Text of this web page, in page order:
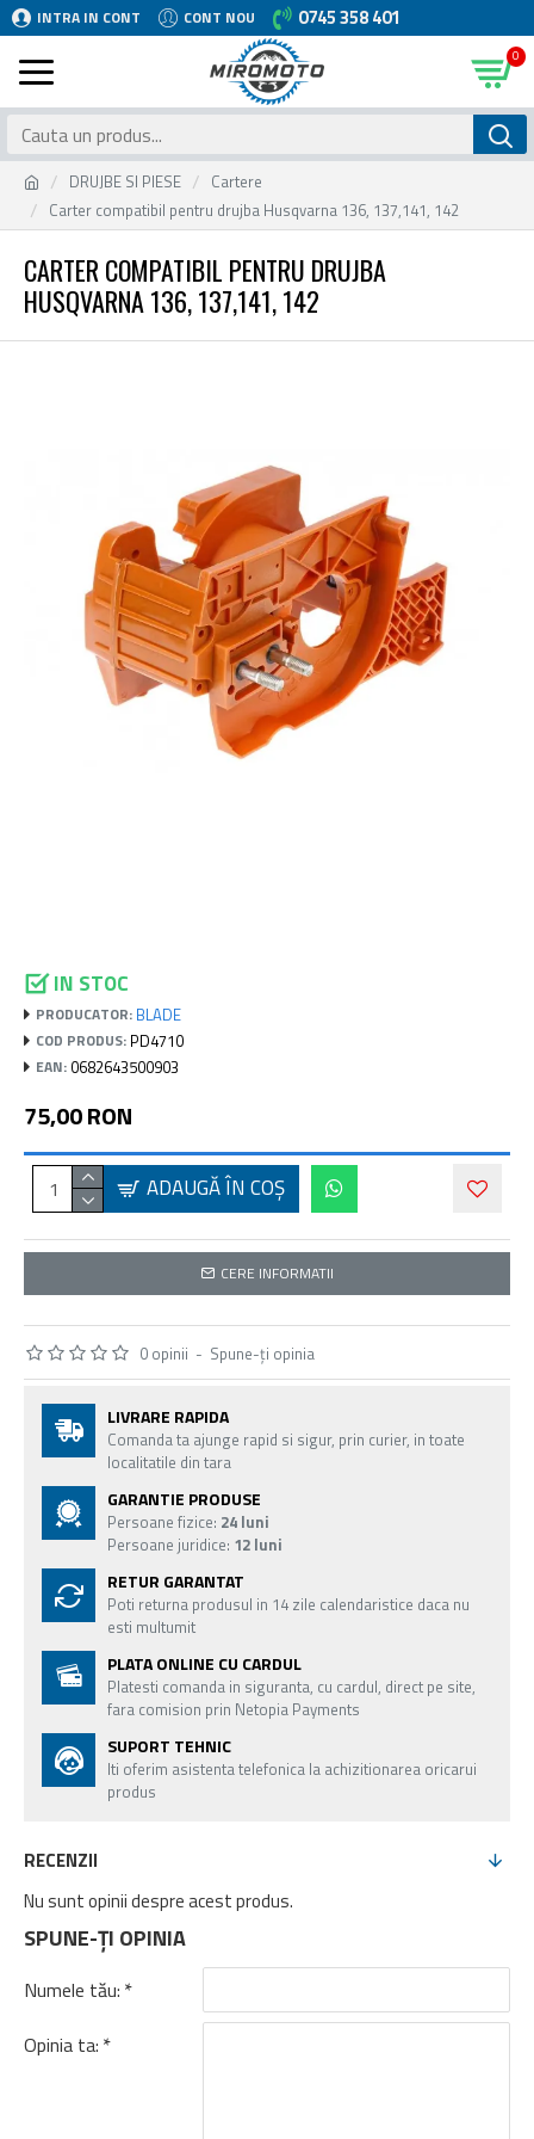
INTRA IN CONT CONT NOU 0745 358 401
0
DRUJBE SI PIESE
Cartere
Carter compatibil pentru drujba Husqvarna 136, 137,141, 142
CARTER COMPATIBIL PENTRU DRUJBA
HUSQVARNA 136, 137,141, 142
IN STOC
PRODUCATOR: BLADE
COD PRODUS: PD4710
EAN: 0682643500903
0 opinii - Spune-ţi opinia
75,00 RON
ADAUGĂ ÎN COŞ
CERE INFORMATII
LIVRARE RAPIDA
Comanda ta ajunge rapid si sigur, prin curier, in toate
localitatile din tara
GARANTIE PRODUSE
Persoane fizice: 24 luni
Persoane juridice: 12 luni
RETUR GARANTAT
Poti returna produsul in 14 zile calendaristice daca nu
esti multumit
PLATA ONLINE CU CARDUL
Platesti comanda in siguranta, cu cardul, direct pe site,
fara comision prin Netopia Payments
SUPORT TEHNIC
Iti oferim asistenta telefonica la achizitionarea oricarui
produs
RECENZII
Nu sunt opinii despre acest produs.
SPUNE-ŢI OPINIA
Numele tău:
Opinia ta: